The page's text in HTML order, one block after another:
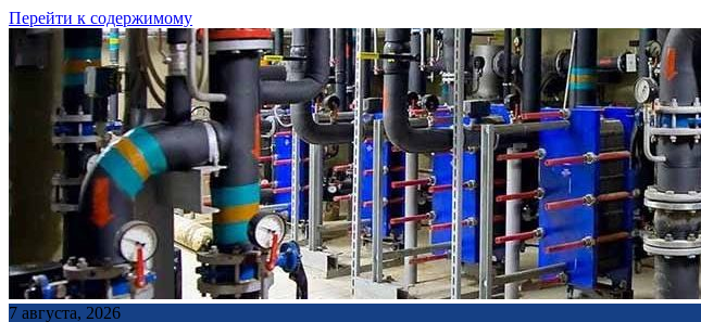
Перейти к содержимому
7 августа, 2026